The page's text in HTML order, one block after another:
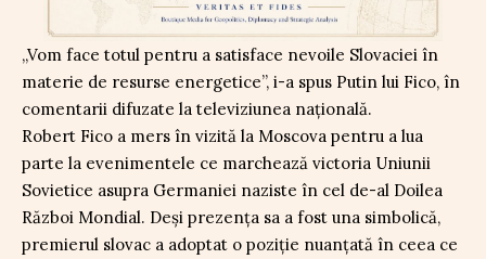
„Vom face totul pentru a satisface nevoile Slovaciei în
materie de resurse energetice”, i-a spus Putin lui Fico, în
comentarii difuzate la televiziunea națională.
Robert Fico a mers în vizită la Moscova pentru a lua
parte la evenimentele ce marchează victoria Uniunii
Sovietice asupra Germaniei naziste în cel de-al Doilea
Război Mondial. Deși prezența sa a fost una simbolică,
premierul slovac a adoptat o poziție nuanțată în ceea ce